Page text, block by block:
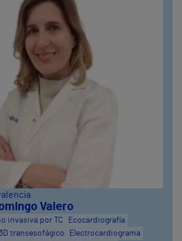
Valero
invasiva por TC
Ecocardiografía
transesofágico
Electrocardiograma